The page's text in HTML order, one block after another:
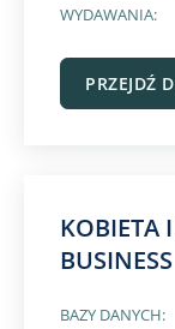
WYDAWANIA:
PRZEJDŹ
KOBIETA
BUSINESS
BAZY DANYCH: